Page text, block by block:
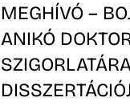
MEGHÍVÓ –
ANIKÓ